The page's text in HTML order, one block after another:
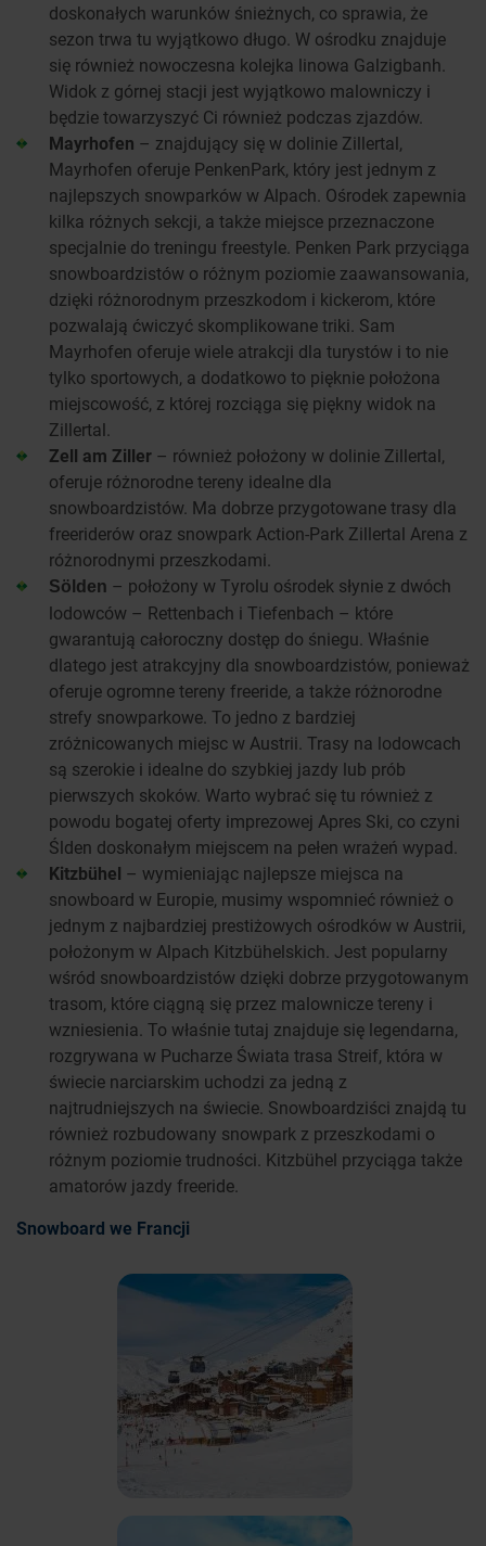
doskonałych warunków śnieżnych, co sprawia, że
sezon trwa tu wyjątkowo długo. W ośrodku znajduje
się również nowoczesna kolejka linowa Galzigbanh.
Widok z górnej stacji jest wyjątkowo malowniczy i
będzie towarzyszyć Ci również podczas zjazdów.
Mayrhofen – znajdujący się w dolinie Zillertal,
Mayrhofen oferuje PenkenPark, który jest jednym z
najlepszych snowparków w Alpach. Ośrodek zapewnia
kilka różnych sekcji, a także miejsce przeznaczone
specjalnie do treningu freestyle. Penken Park przyciąga
snowboardzistów o różnym poziomie zaawansowania,
dzięki różnorodnym przeszkodom i kickerom, które
pozwalają ćwiczyć skomplikowane triki. Sam
Mayrhofen oferuje wiele atrakcji dla turystów i to nie
tylko sportowych, a dodatkowo to pięknie położona
miejscowość, z której rozciąga się piękny widok na
Zillertal.
Zell am Ziller – również położony w dolinie Zillertal,
oferuje różnorodne tereny idealne dla
snowboardzistów. Ma dobrze przygotowane trasy dla
freeriderów oraz snowpark Action-Park Zillertal Arena z
różnorodnymi przeszkodami.
Sölden – położony w Tyrolu ośrodek słynie z dwóch
lodowców – Rettenbach i Tiefenbach – które
gwarantują całoroczny dostęp do śniegu. Właśnie
dlatego jest atrakcyjny dla snowboardzistów, ponieważ
oferuje ogromne tereny freeride, a także różnorodne
strefy snowparkowe. To jedno z bardziej
zróżnicowanych miejsc w Austrii. Trasy na lodowcach
są szerokie i idealne do szybkiej jazdy lub prób
pierwszych skoków. Warto wybrać się tu również z
powodu bogatej oferty imprezowej Apres Ski, co czyni
Sölden doskonałym miejscem na pełen wrażeń wypad.
Kitzbühel – wymieniając najlepsze miejsca na
snowboard w Europie, musimy wspomnieć również o
jednym z najbardziej prestiżowych ośrodków w Austrii,
położonym w Alpach Kitzbühelskich. Jest popularny
wśród snowboardzistów dzięki dobrze przygotowanym
trasom, które ciągną się przez malownicze tereny i
wzniesienia. To właśnie tutaj znajduje się legendarna,
rozgrywana w Pucharze Świata trasa Streif, która w
świecie narciarskim uchodzi za jedną z
najtrudniejszych na świecie. Snowboardziści znajdą tu
również rozbudowany snowpark z przeszkodami o
różnym poziomie trudności. Kitzbühel przyciąga także
amatorów jazdy freeride.
Snowboard we Francji